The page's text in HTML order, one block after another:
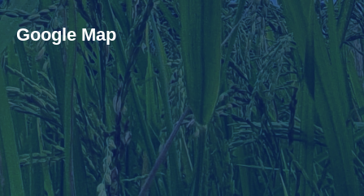
Google Map